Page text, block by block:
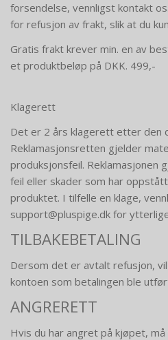
forsendelse, vennligst kontakt
for refusjon av frakt, slik at du
Gratis frakt krever min. en av
et produktbeløp på DKK. 499,-
Klagerett
Det er 2 års klagerett etter den
Reklamasjonsretten gjelder
produksjonsfeil. Reklamasjonen
feil eller skader som har
produktet. I tilfelle en klage,
support@pluspige.dk for
TILBAKEBETALING
Dersom det er avtalt refusjon,
kontoen som betalingen ble
ANGRERETT
Hvis du har angret på kjøpet,